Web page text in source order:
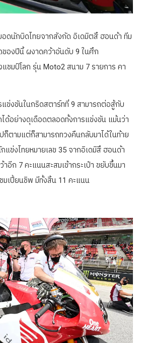
ดนักบิดไทยจากสังกัด อิเดมิตสึ ฮอนด้า ทีม
ของปีนี้ ผงาดคว้าอันดับ 9 ในศึก
ชมป์โลก รุ่น Moto2 สนาม 7 รายการ คา
ข่งขันในกริดสตาร์ทที่ 9 สามารถต่อสู้กับ
ด้อย่างดุเดือดตลอดทั้งการแข่งขัน แม้นว่า
ก็ตามแต่ก็สามารถทวงคืนกลับมาได้ในท้าย
แข่งไทยหมายเลข 35 จากอิเดมิสึ ฮอนด้า
าอีก 7 คะแนนสะสมเข้ากระเป๋า ขยับขึ้นมา
มเปี้ยนชิพ มีทั้งสิ้น 11 คะแนน